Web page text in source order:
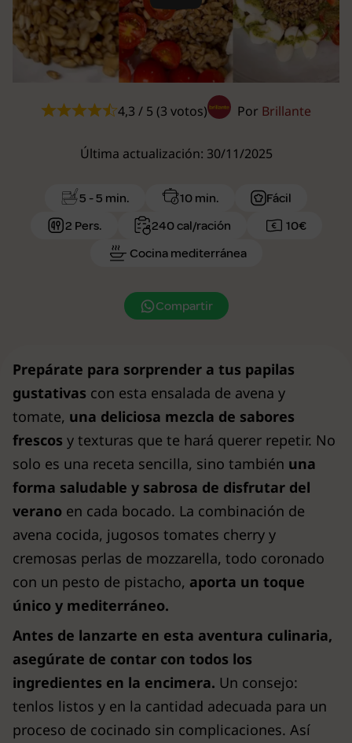
4,3 / 5 (3 votos) Por Brillante
Última actualización: 30/11/2025
5 - 5 min. 10 min.
Fácil
2 Pers.
240 cal/ración
10€
Cocina mediterránea
Compartir
Prepárate para sorprender a tus papilas
gustativas con esta ensalada de avena y
tomate, una deliciosa mezcla de sabores
frescos y texturas que te hará querer repetir. No
solo es una receta sencilla, sino también una
forma saludable y sabrosa de disfrutar del
verano en cada bocado. La combinación de
avena cocida, jugosos tomates cherry y
cremosas perlas de mozzarella, todo coronado
con un pesto de pistacho, aporta un toque
único y mediterráneo.
Antes de lanzarte en esta aventura culinaria,
asegúrate de contar con todos los
ingredientes en la encimera. Un consejo:
tenlos listos y en la cantidad adecuada para un
proceso de cocinado sin complicaciones. Así